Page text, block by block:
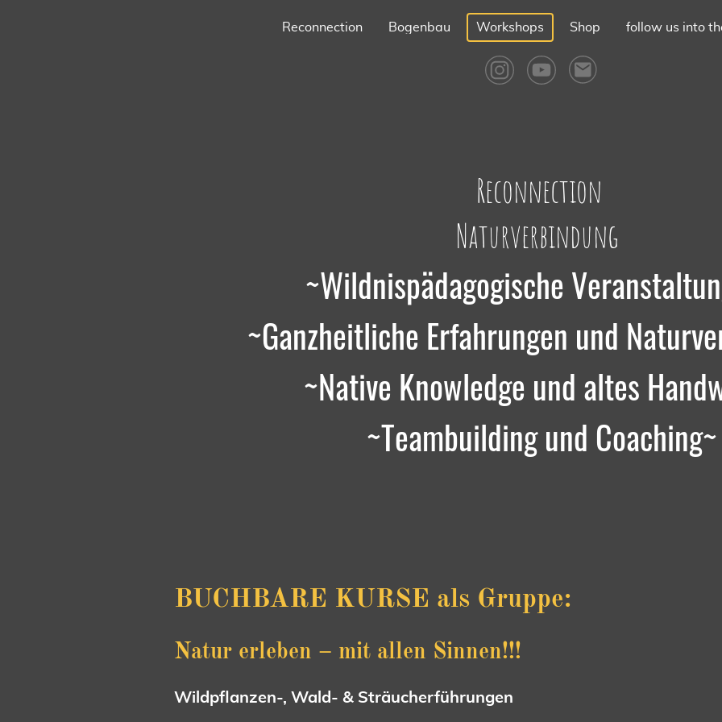
Reconnection Bogenbau Workshops Shop follow us into
Reconnection
Naturverbindung
~Wildnispädagogische
~Ganzheitliche Erfahrungen und
~Native Knowledge und altes
~Teambuilding und Coaching~
BUCHBARE KURSE als Gruppe:
Natur erleben – mit allen Sinnen!!!
Wildpflanzen-, Wald- & Sträucherführungen